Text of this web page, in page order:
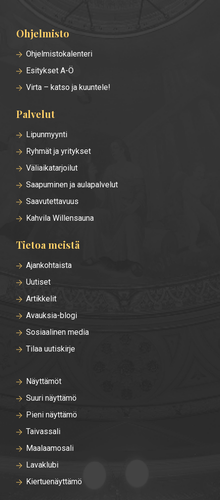
Alatunnisteen
valikko
Ohjelmisto
Ohjelmistokalenteri
Esitykset A-Ö
Virta – katso ja kuuntele!
Palvelut
Lipunmyynti
Ryhmät ja yritykset
Väliaikatarjoilut
Saapuminen ja aulapalvelut
Saavutettavuus
Kahvila Willensauna
Tietoa meistä
Ajankohtaista
Uutiset
Artikkelit
Avauksia-blogi
Sosiaalinen media
Tilaa uutiskirje
Näyttämöt
Suuri näyttämö
Pieni näyttämö
Taivassali
Maalaamosali
Lavaklubi
Kiertuenäyttämö